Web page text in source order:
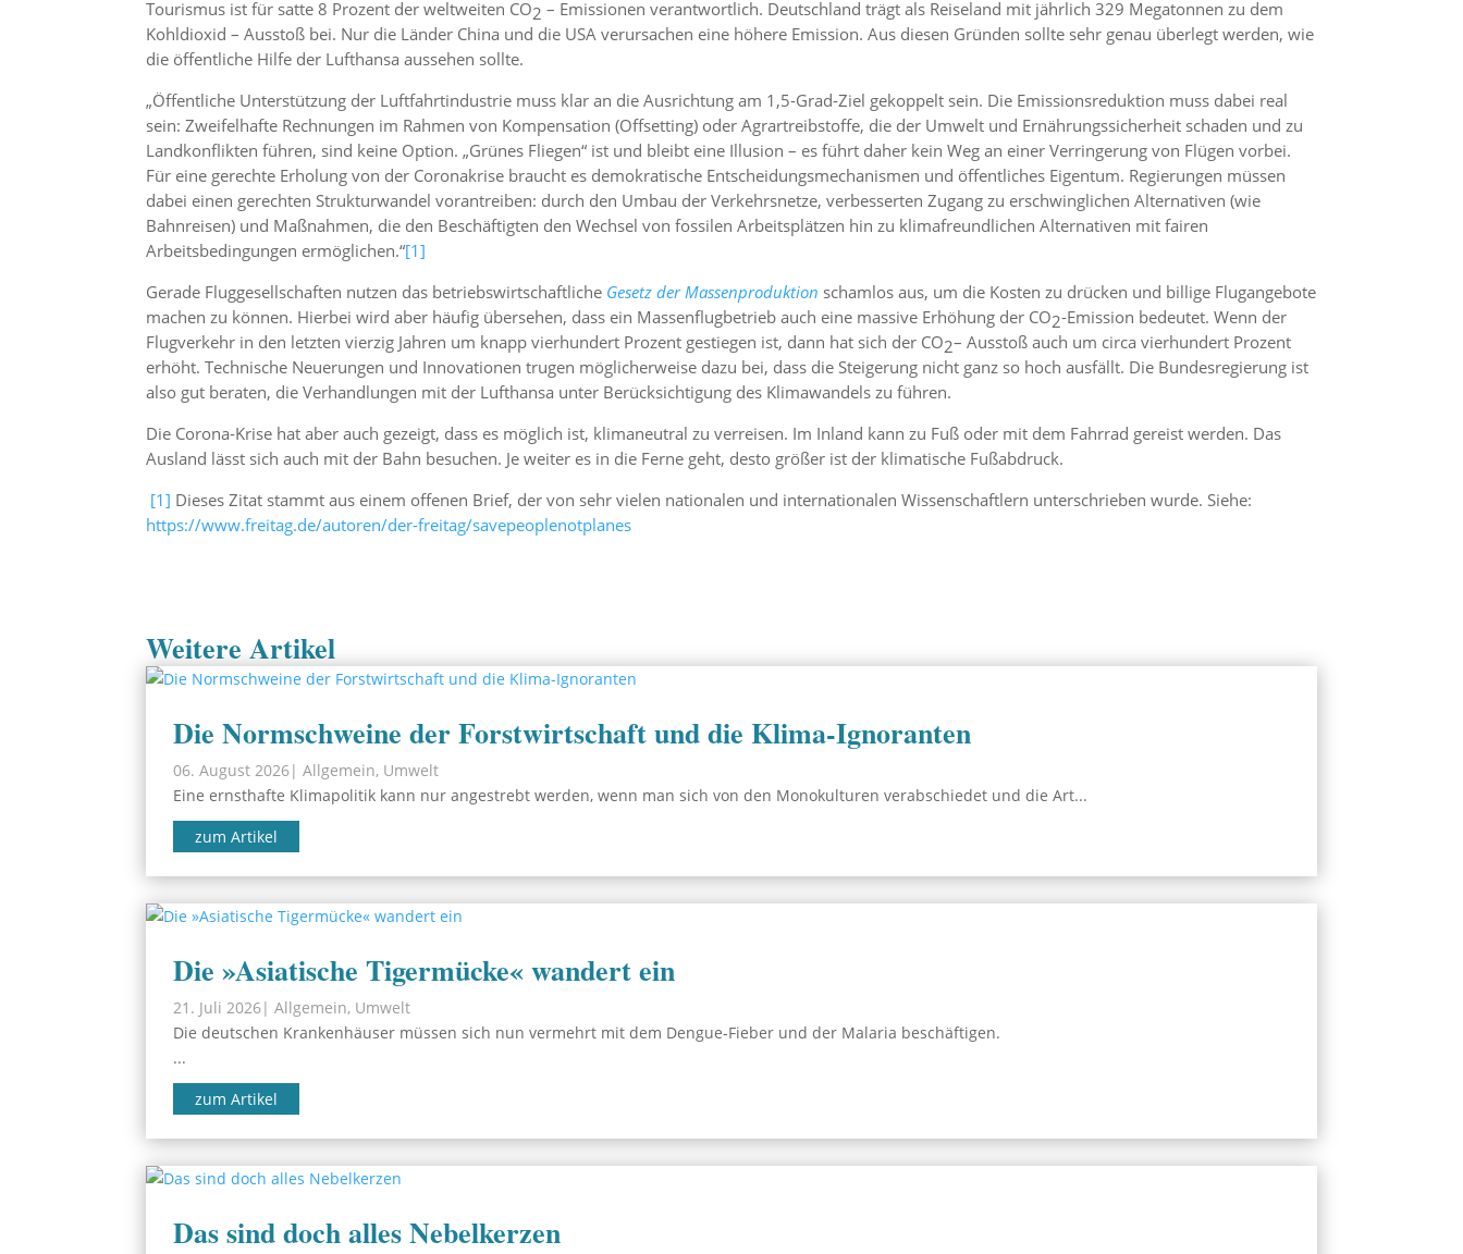
Tourismus ist für satte 8 Prozent der weltweiten CO2 – Emissionen verantwortlich. Deutschland trägt als Reiseland mit jährlich 329 Megatonnen zu dem
Kohldioxid – Ausstoß bei. Nur die Länder China und die USA verursachen eine höhere Emission. Aus diesen Gründen sollte sehr genau überlegt werden, wie
die öffentliche Hilfe der Lufthansa aussehen sollte.
„Öffentliche Unterstützung der Luftfahrtindustrie muss klar an die Ausrichtung am 1,5-Grad-Ziel gekoppelt sein. Die Emissionsreduktion muss dabei real
sein: Zweifelhafte Rechnungen im Rahmen von Kompensation (Offsetting) oder Agrartreibstoffe, die der Umwelt und Ernährungssicherheit schaden und zu
Landkonflikten führen, sind keine Option. „Grünes Fliegen“ ist und bleibt eine Illusion – es führt daher kein Weg an einer Verringerung von Flügen vorbei.
Für eine gerechte Erholung von der Coronakrise braucht es demokratische Entscheidungsmechanismen und öffentliches Eigentum. Regierungen müssen
dabei einen gerechten Strukturwandel vorantreiben: durch den Umbau der Verkehrsnetze, verbesserten Zugang zu erschwinglichen Alternativen (wie
Bahnreisen) und Maßnahmen, die den Beschäftigten den Wechsel von fossilen Arbeitsplätzen hin zu klimafreundlichen Alternativen mit fairen
Arbeitsbedingungen ermöglichen.“[1]
Gerade Fluggesellschaften nutzen das betriebswirtschaftliche Gesetz der Massenproduktion schamlos aus, um die Kosten zu drücken und billige Flugangebote
machen zu können. Hierbei wird aber häufig übersehen, dass ein Massenflugbetrieb auch eine massive Erhöhung der CO2-Emission bedeutet. Wenn der
Flugverkehr in den letzten vierzig Jahren um knapp vierhundert Prozent gestiegen ist, dann hat sich der CO2– Ausstoß auch um circa vierhundert Prozent
erhöht. Technische Neuerungen und Innovationen trugen möglicherweise dazu bei, dass die Steigerung nicht ganz so hoch ausfällt. Die Bundesregierung ist
also gut beraten, die Verhandlungen mit der Lufthansa unter Berücksichtigung des Klimawandels zu führen.
Die Corona-Krise hat aber auch gezeigt, dass es möglich ist, klimaneutral zu verreisen. Im Inland kann zu Fuß oder mit dem Fahrrad gereist werden. Das
Ausland lässt sich auch mit der Bahn besuchen. Je weiter es in die Ferne geht, desto größer ist der klimatische Fußabdruck.
[1] Dieses Zitat stammt aus einem offenen Brief, der von sehr vielen nationalen und internationalen Wissenschaftlern unterschrieben wurde. Siehe:
https://www.freitag.de/autoren/der-freitag/savepeoplenotplanes
Weitere Artikel
Die Normschweine der Forstwirtschaft und die Klima-Ignoranten
06. August 2026| Allgemein, Umwelt
Eine ernsthafte Klimapolitik kann nur angestrebt werden, wenn man sich von den Monokulturen verabschiedet und die Art...
zum Artikel
Die »Asiatische Tigermücke« wandert ein
21. Juli 2026| Allgemein, Umwelt
Die deutschen Krankenhäuser müssen sich nun vermehrt mit dem Dengue-Fieber und der Malaria beschäftigen.
...
zum Artikel
Das sind doch alles Nebelkerzen